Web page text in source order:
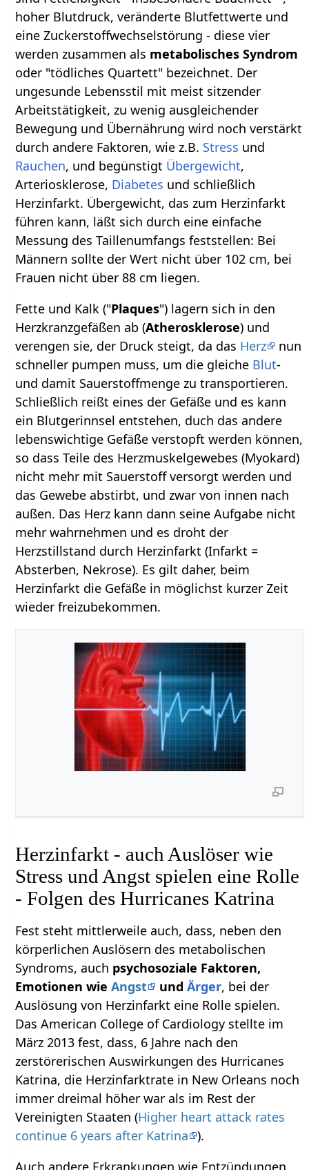
hoher Blutdruck, veränderte Blutfettwerte und
eine Zuckerstoffwechselstörung - diese vier
werden zusammen als metabolisches Syndrom
oder "tödliches Quartett" bezeichnet. Der
ungesunde Lebensstil mit meist sitzender
Arbeitstätigkeit, zu wenig ausgleichender
Bewegung und Übernährung wird noch verstärkt
durch andere Faktoren, wie z.B. Stress und
Rauchen, und begünstigt Übergewicht,
Arteriosklerose, Diabetes und schließlich
Herzinfarkt. Übergewicht, das zum Herzinfarkt
führen kann, läßt sich durch eine einfache
Messung des Taillenumfangs feststellen: Bei
Männern sollte der Wert nicht über 102 cm, bei
Frauen nicht über 88 cm liegen.
Fette und Kalk ("Plaques") lagern sich in den
Herzkranzgefäßen ab (Atherosklerose) und
verengen sie, der Druck steigt, da das Herz
nun
schneller pumpen muss, um die gleiche Blut-
und damit Sauerstoffmenge zu transportieren.
Schließlich reißt eines der Gefäße und es kann
ein Blutgerinnsel entstehen, duch das andere
lebenswichtige Gefäße verstopft werden können,
so dass Teile des Herzmuskelgewebes (Myokard)
nicht mehr mit Sauerstoff versorgt werden und
das Gewebe abstirbt, und zwar von innen nach
außen. Das Herz kann dann seine Aufgabe nicht
mehr wahrnehmen und es droht der
Herzstillstand durch Herzinfarkt (Infarkt =
Absterben, Nekrose). Es gilt daher, beim
Herzinfarkt die Gefäße in möglichst kurzer Zeit
wieder freizubekommen.
Herzinfarkt - auch Auslöser wie
Stress und Angst spielen eine Rolle
- Folgen des Hurricanes Katrina
Fest steht mittlerweile auch, dass, neben den
körperlichen Auslösern des metabolischen
Syndroms, auch psychosoziale Faktoren,
Emotionen wieAngst undÄrger, bei der
Auslösung von Herzinfarkt eine Rolle spielen.
Das American College of Cardiology stellte im
März 2013 fest, dass, 6 Jahre nach den
zerstörerischen Auswirkungen des Hurricanes
Katrina, die Herzinfarktrate in New Orleans noch
immer dreimal höher war als im Rest der
Vereinigten Staaten (Higher heart attack rates
continue 6 years after Katrina ).
Auch andere Erkrankungen wie Entzündungen